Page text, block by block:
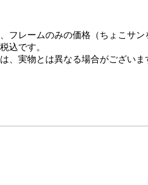
フレームのみの価格（ちょこサン
込です。
、実物とは異なる場合がございま